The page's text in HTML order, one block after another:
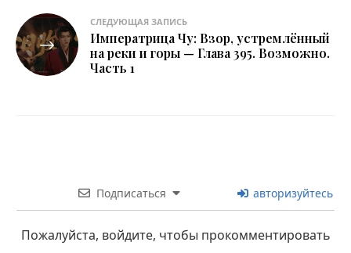
СЛЕДУЮЩАЯ ЗАПИСЬ
Императрица Чу: Взор, устремлённый
на реки и горы — Глава 395. Возможно.
Часть 1
Подписаться авторизуйтесь
Пожалуйста, войдите, чтобы прокомментировать